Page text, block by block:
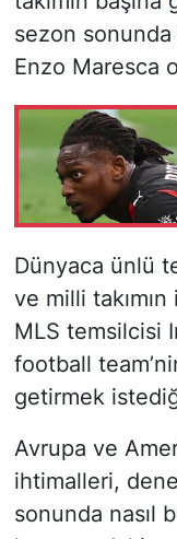
sezon sonunda
Enzo Maresca
Dünyaca ünlü
ve milli
MLS temsilcisi
football
getirmek
Avrupa ve
ihtimalleri,
sonunda nasıl